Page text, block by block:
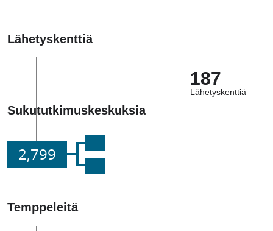
Lähetyskenttiä
187
Lähetyskenttiä
Sukututkimuskeskuksia
2,799
Temppeleitä